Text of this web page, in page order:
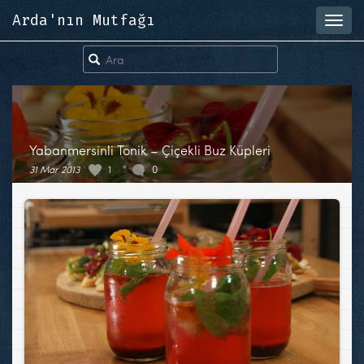
Arda'nın Mutfağı
Yabanmersinli Tonik – Çiçekli Buz Küpleri
31 Mar 2013 1 0